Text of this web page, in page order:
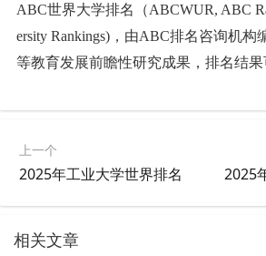
ABC世界大学排名（ABCWUR, ABC
ersity Rankings)，由ABC排名咨询机构
等教育发展前瞻性研究成果，排名结果
上一个
2025年工业大学世界排名 2025
相关文章